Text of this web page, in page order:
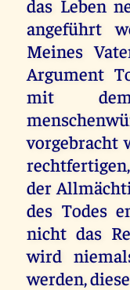
das Leben
angeführt
Meines
Argument
mit
vorgebracht
der
des Todes
nicht das
wird
werden,